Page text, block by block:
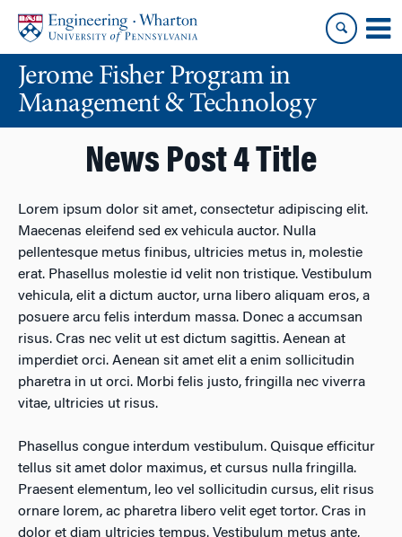
content
main
menuJerome Fisher Program in
Management & Technology
News Post 4 Title
Lorem ipsum dolor sit amet, consectetur adipiscing elit.
Maecenas eleifend sed ex vehicula auctor. Nulla
pellentesque metus finibus, ultricies metus in, molestie
erat. Phasellus molestie id velit non tristique. Vestibulum
vehicula, elit a dictum auctor, urna libero aliquam eros, a
posuere arcu felis interdum massa. Donec a accumsan
risus. Cras nec velit ut est dictum sagittis. Aenean at
imperdiet orci. Aenean sit amet elit a enim sollicitudin
pharetra in ut orci. Morbi felis justo, fringilla nec viverra
vitae, ultricies ut risus.
Phasellus congue interdum vestibulum. Quisque efficitur
tellus sit amet dolor maximus, et cursus nulla fringilla.
Praesent elementum, leo vel sollicitudin cursus, elit risus
ornare lorem, ac pharetra libero velit eget tortor. Cras in
dolor et diam ultricies tempus. Vestibulum metus ante,